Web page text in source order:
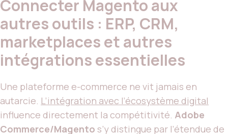
Connecter Magento aux
autres outils : ERP, CRM,
marketplaces et autres
intégrations essentielles
Une plateforme e-commerce ne vit jamais en
autarcie. L’intégration avec l’écosystème digital
influence directement la compétitivité. Adobe
Commerce/Magento s’y distingue par l’étendue de